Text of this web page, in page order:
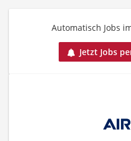
Automatisch Jobs
Jetzt Jobs